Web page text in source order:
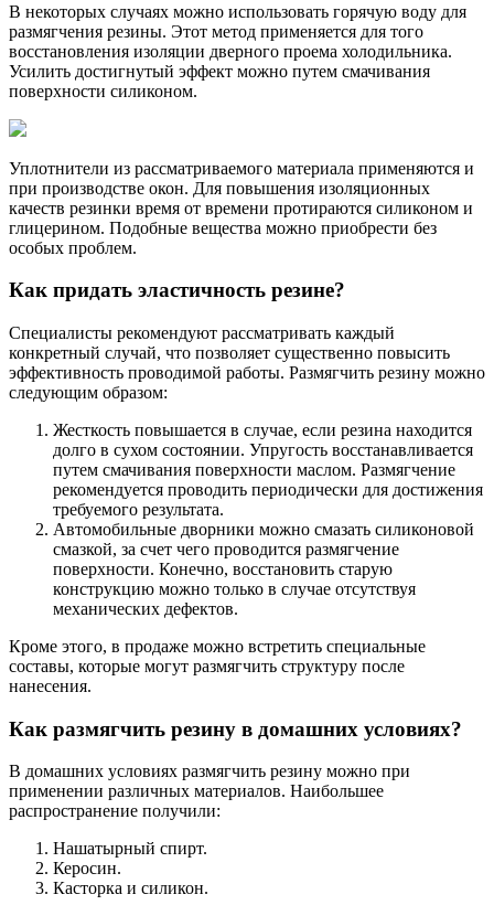
В некоторых случаях можно использовать горячую воду для
размягчения резины. Этот метод применяется для того
восстановления изоляции дверного проема холодильника.
Усилить достигнутый эффект можно путем смачивания
поверхности силиконом.
Уплотнители из рассматриваемого материала применяются и
при производстве окон. Для повышения изоляционных
качеств резинки время от времени протираются силиконом и
глицерином. Подобные вещества можно приобрести без
особых проблем.
Как придать эластичность резине?
Специалисты рекомендуют рассматривать каждый
конкретный случай, что позволяет существенно повысить
эффективность проводимой работы. Размягчить резину можно
следующим образом:
Жесткость повышается в случае, если резина находится
долго в сухом состоянии. Упругость восстанавливается
путем смачивания поверхности маслом. Размягчение
рекомендуется проводить периодически для достижения
требуемого результата.
Автомобильные дворники можно смазать силиконовой
смазкой, за счет чего проводится размягчение
поверхности. Конечно, восстановить старую
конструкцию можно только в случае отсутствуя
механических дефектов.
Кроме этого, в продаже можно встретить специальные
составы, которые могут размягчить структуру после
нанесения.
Как размягчить резину в домашних условиях?
В домашних условиях размягчить резину можно при
применении различных материалов. Наибольшее
распространение получили:
Нашатырный спирт.
Керосин.
Касторка и силикон.